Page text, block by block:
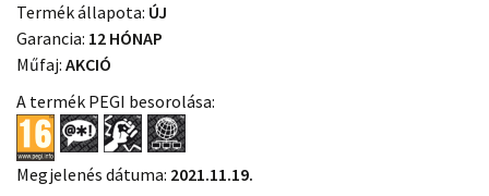
Termék állapota: ÚJ
Garancia: 12 HÓNAP
Műfaj: AKCIÓ
A termék PEGI besorolása:
Megjelenés dátuma: 2021.11.19.